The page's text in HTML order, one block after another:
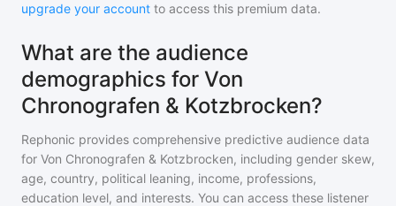
upgrade your account to access this premium data.
What are the audience
demographics for Von
Chronografen & Kotzbrocken?
Rephonic provides comprehensive predictive audience data
for Von Chronografen & Kotzbrocken, including gender skew,
age, country, political leaning, income, professions,
education level, and interests. You can access these listener